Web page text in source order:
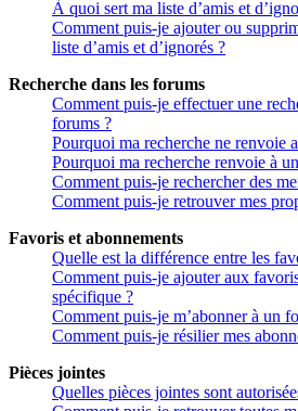
À quoi sert ma liste d’amis et
Comment puis-je ajouter ou
liste d’amis et d’ignorés ?
Recherche dans les forums
Comment puis-je effectuer une
forums ?
Pourquoi ma recherche ne renvoie
Pourquoi ma recherche renvoie à
Comment puis-je rechercher des
Comment puis-je retrouver mes
Favoris et abonnements
Quelle est la différence entre les
Comment puis-je ajouter aux
spécifique ?
Comment puis-je m’abonner à un
Comment puis-je résilier mes
Pièces jointes
Quelles pièces jointes sont